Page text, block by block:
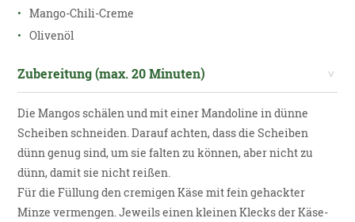
Mango-Chili-Creme
Olivenöl
Zubereitung (max. 20 Minuten)
Die Mangos schälen und mit einer Mandoline in dünne
Scheiben schneiden. Darauf achten, dass die Scheiben
dünn genug sind, um sie falten zu können, aber nicht zu
dünn, damit sie nicht reißen.
Für die Füllung den cremigen Käse mit fein gehackter
Minze vermengen. Jeweils einen kleinen Klecks der Käse-